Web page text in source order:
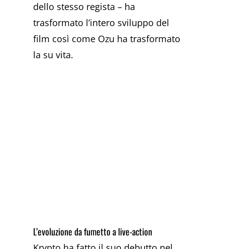
dello stesso regista – ha
trasformato l’intero sviluppo del
film così come Ozu ha trasformato
la su vita.
L’evoluzione da fumetto a live-action